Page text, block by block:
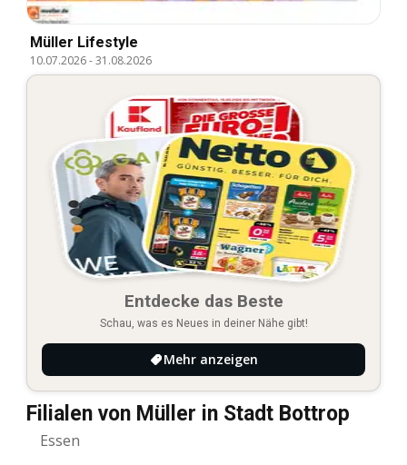
Müller Lifestyle
10.07.2026-31.08.2026
Entdecke das Beste
Schau, was es Neues in deiner Nähe gibt!
Mehr anzeigen
Filialen von Müller in Stadt Bottrop
Essen